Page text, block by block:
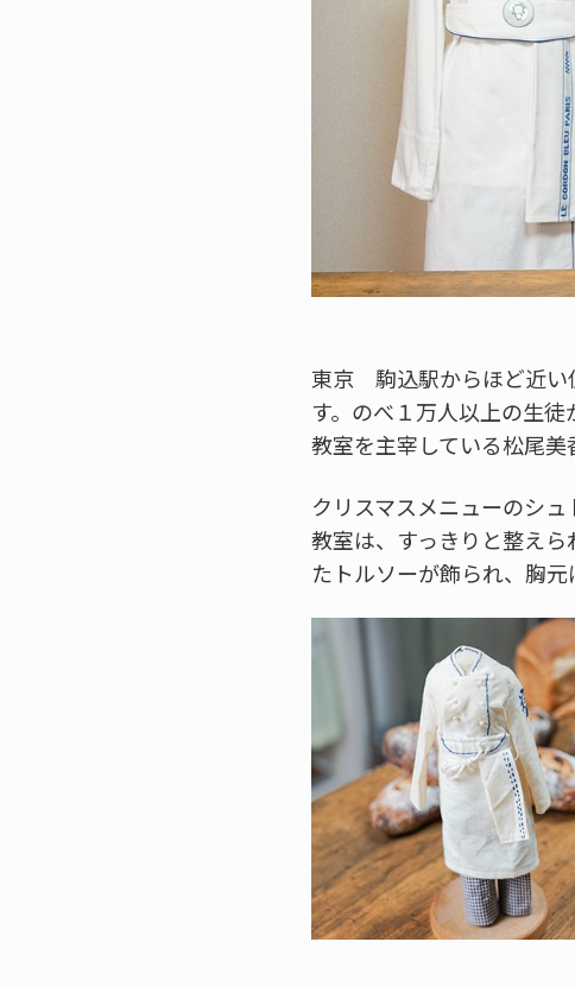
東京 駒込駅からほど近い
す。のべ１万人以上の生徒
教室を主宰している松尾美
クリスマスメニューのシ
教室は、すっきりと整え
たトルソーが飾られ、胸